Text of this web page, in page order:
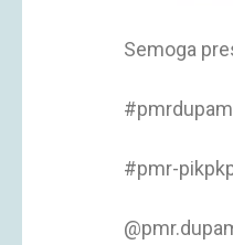
Semoga
#pmrdupam
#pmr-